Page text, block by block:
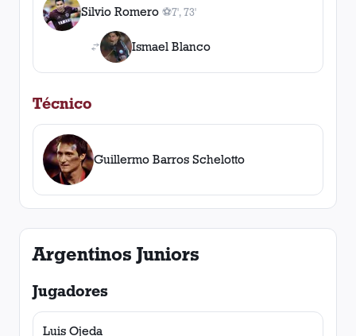
Silvio Romero ⚽
2goles
7', 73'
Ismael Blanco
Técnico
Guillermo Barros Schelotto
Argentinos Juniors
Jugadores
Luis Ojeda